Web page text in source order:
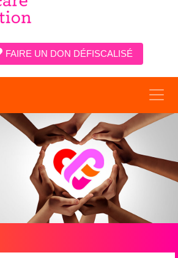
FAIRE UN DON DÉFISCALISÉ